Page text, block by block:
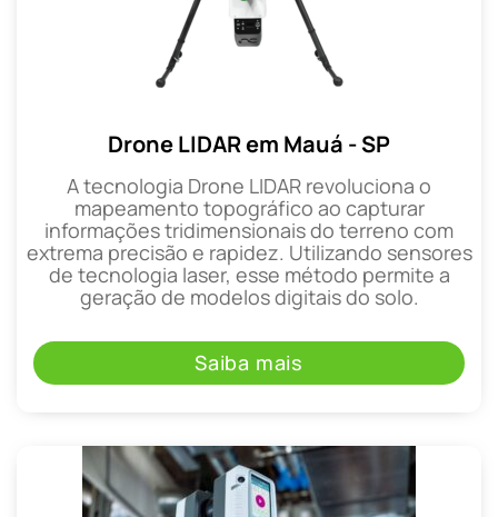
Drone LIDAR em Mauá - SP
A tecnologia Drone LIDAR revoluciona o
mapeamento topográfico ao capturar
informações tridimensionais do terreno com
extrema precisão e rapidez. Utilizando sensores
de tecnologia laser, esse método permite a
geração de modelos digitais do solo.
Saiba mais